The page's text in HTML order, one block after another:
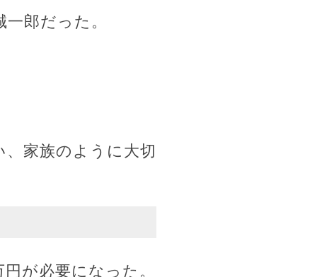
郎だった。
家族のように大切
が必要になった。